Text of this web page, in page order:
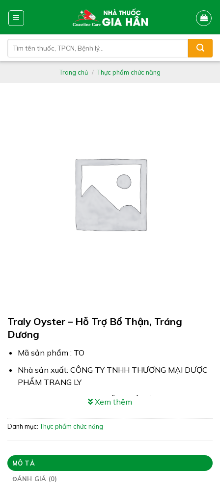
kiếm:
Trang chủ / Thực phẩm chức năng
Traly Oyster – Hỗ Trợ Bổ Thận, Tráng
Dương
Mã sản phẩm : TO
Nhà sản xuất: CÔNG TY TNHH THƯƠNG MẠI DƯỢC
PHẨM TRANG LY
Công dụng: Traly Oyster hỗ trợ bổ thận, tráng dương.
Xuất xứ: Việt Nam
ATTP
Quy cách: Hộp 30 viên
Xem thêm
Danh mục:Thực phẩm chức năng
MÔ TẢ
ĐÁNH GIÁ (0)